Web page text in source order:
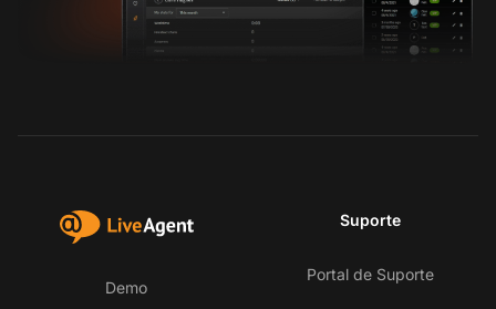
Demo
Suporte
Portal de Suporte